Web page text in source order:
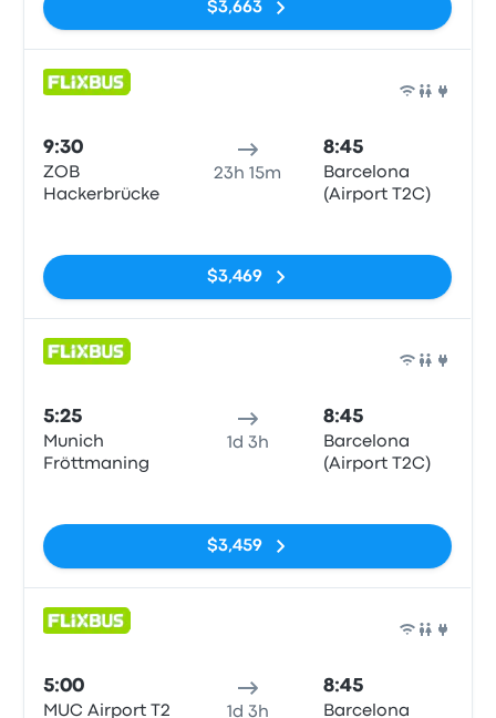
$3,663
9:30
ZOB
Hackerbrücke
23h 15m
8:45
Barcelona
(Airport T2C)
$3,469
5:25
Munich
Fröttmaning
1d 3h
8:45
Barcelona
(Airport T2C)
$3,459
5:00
MUC Airport T2 1d 3h
8:45
Barcelona